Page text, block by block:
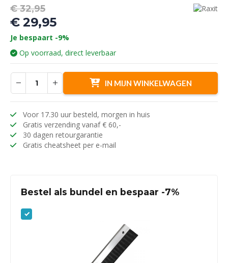
€32,95
prijs
was:
€ 32,95.
€29,95
Huidige
prijs
is:
€ 29,95.
Je bespaart -9%
Op voorraad, direct leverbaar
IN MIJN WINKELWAGEN
Voor 17.30 uur besteld, morgen in huis
Gratis verzending vanaf € 60,-
30 dagen retourgarantie
Gratis cheatsheet per e-mail
Bestel als bundel en bespaar -7%